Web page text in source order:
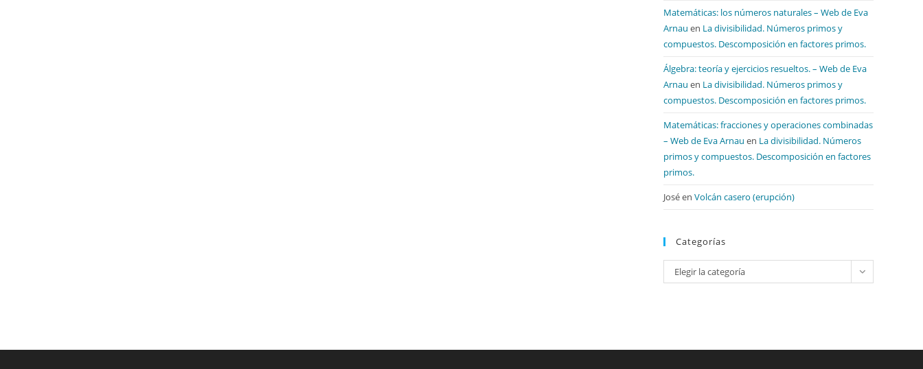
Matemáticas: los números naturales – Web de Eva
Arnau en La divisibilidad. Números primos y
compuestos. Descomposición en factores primos.
Álgebra: teoría y ejercicios resueltos. – Web de Eva
Arnau en La divisibilidad. Números primos y
compuestos. Descomposición en factores primos.
Matemáticas: fracciones y operaciones combinadas
– Web de Eva Arnau en La divisibilidad. Números
primos y compuestos. Descomposición en factores
primos.
Joséen Volcán casero (erupción)
Categorías
Categorías
Elegir la categoría